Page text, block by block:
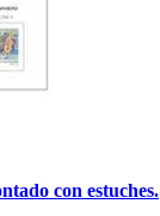
con estuches.